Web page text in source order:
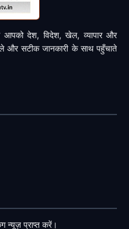
आपको देश, विदेश, खेल, व्यापार और
और सटीक जानकारी के साथ पहुँचाते
न्यूज़ प्राप्त करें।